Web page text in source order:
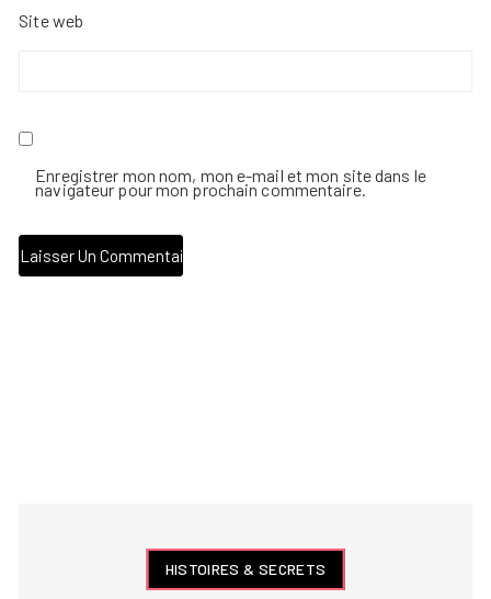
Site web
Enregistrer mon nom, mon e-mail et mon site dans le
navigateur pour mon prochain commentaire.
HISTOIRES & SECRETS